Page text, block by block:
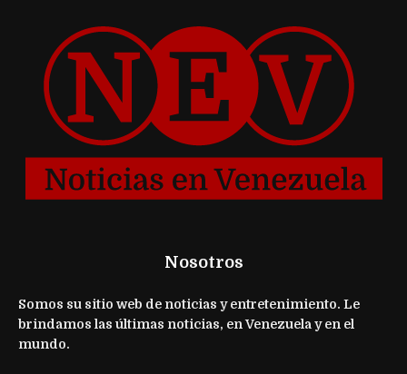
Nosotros
Somos su sitio web de noticias y entretenimiento. Le
brindamos las últimas noticias, en Venezuela y en el
mundo.